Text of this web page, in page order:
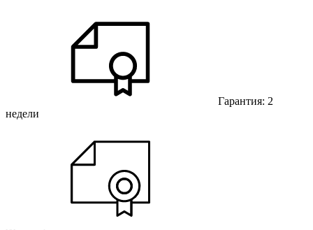
Гарантия: 2
недели